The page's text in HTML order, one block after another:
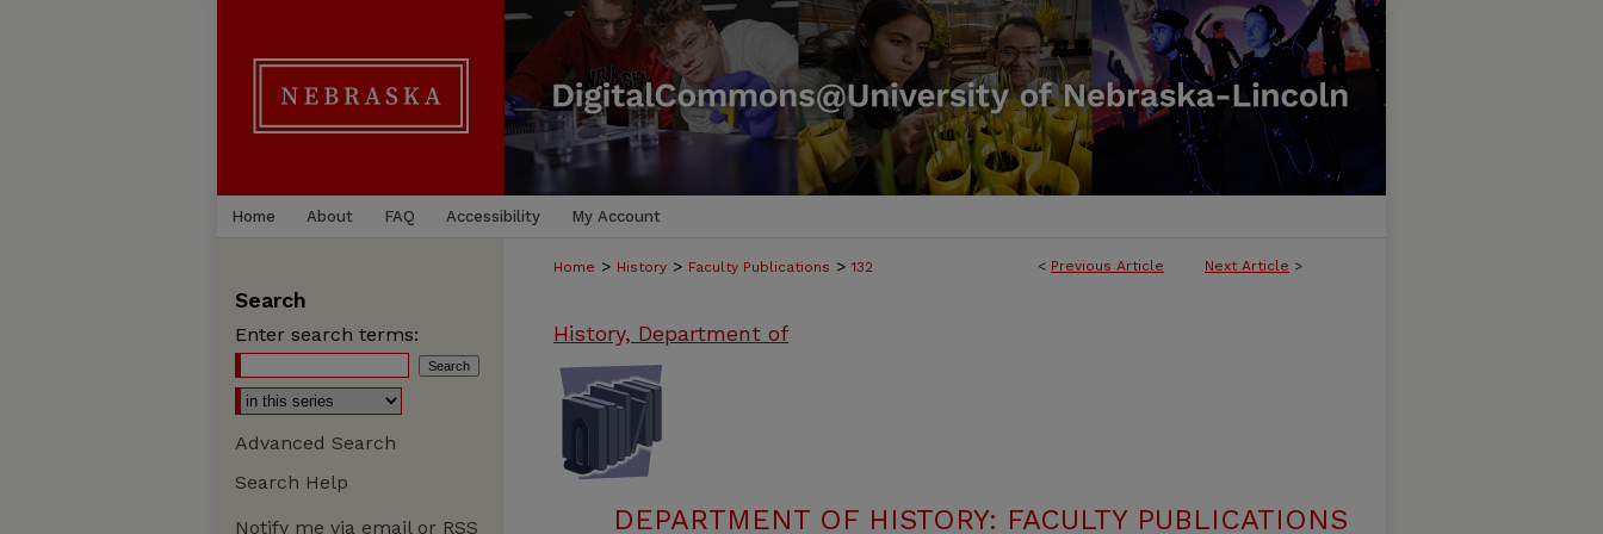
Home About FAQ Accessibility My Account
< Previous Article Next Article >
Home > History > Faculty Publications > 132
History, Department of
DEPARTMENT OF HISTORY: FACULTY PUBLICATIONS
Search
Enter search terms:
Advanced Search
Search Help
Notify me via email or RSS